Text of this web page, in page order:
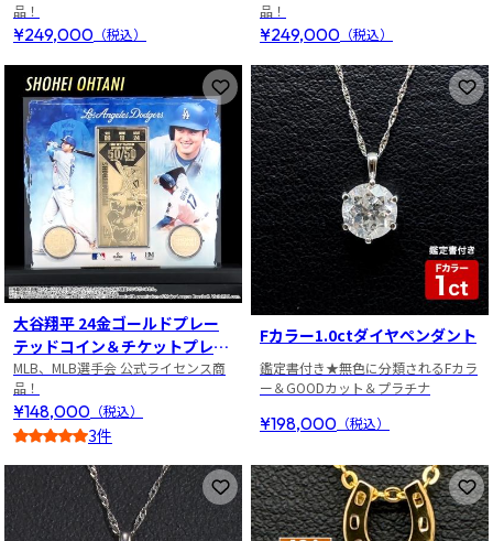
品！
¥249,000 （税込）
品！
¥249,000 （税込）
お気に入りに登録
大谷翔平 24金ゴールドプレー
テッドコイン＆チケットプレー
トセット
MLB、MLB選手会 公式ライセンス商
品！
¥148,000 （税込）
3件
お
Fカラー1.0ctダイヤペンダント
鑑定書付き★無色に分類されるFカラ
ー＆GOODカット＆プラチナ
¥198,000 （税込）
お気に入りに登録 お